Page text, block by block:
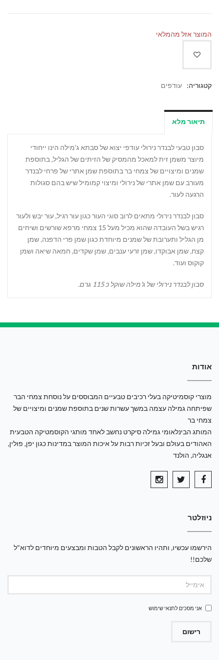
המוצר אזל מהמלאי
קטגוריה: עודפים
תיאור מלא
סבון טבעי לבנדר נירולי עודפי יצוא של סבתא ג'מילה הינו ייחודי
מיוצר משמן זית למאכל מהמסיק של הזיתים של הגליל, בתוספת
שמנים ומיצויים של צמחי בר בתוספת שמן אתרי של פרחי לבנדר
מעורב עם שמן אתרי של נירולי ומיצוי קמומיל שיש בהם סגולות
הרגעה לעור.
סבון לבנדר נירולי מתאים לרוב סוגי העור כגון עור רגיל, עור יבש ולעור
רגיש בשל העובדה שהוא מכיל מעל 15 צמחי מרפא שורשים ושיחים
מן הגליל ותערובת של שמנים מיוחדת כגון שמן פרי הדפנה, שמן
קצח, שמן אבוקדו, שמן זרעי ענבים, שמן שקדים, חמאה שיאה ושמן
קוקוס ועוד.
סבון לבנדר נירולי של ג'מילה שוקל כ 115 גרם.
אודות
מוצרי קוסמיטיקה בעלי רכיבים טבעיים המבוססים על נוסחת צמחי הבר
שפיתחה גמילה עצמה במשך עשרות שנים בתוספת שמנים ומיצויים של
צמחי בר
המותג הבינלאומי גמילה סיקרט נחשב לאחד מותגי הקוסמטיקה הטבעית
האהודים בעולם ובעל זכיות רבות על איכות המוצר במדינות כגון יפן, פולין,
אנגליה, הולנד
ניוזלטר
הירשמו עכשיו, ותהיו הראשונים לקבל הטבות ומבצעים מיוחדים לדוא"ל
שלכם!!
אני מסכים לתנאי שימוש
רישום